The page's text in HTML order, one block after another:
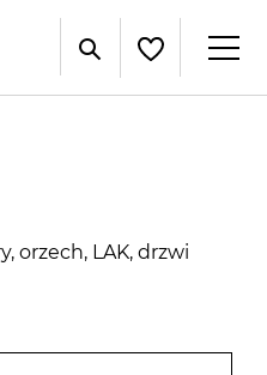
orzech, LAK, drzwi